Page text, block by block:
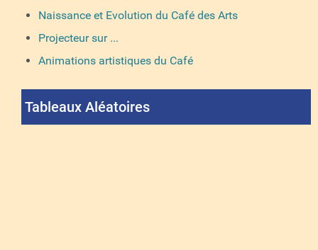
Naissance et Evolution du Café des Arts
Projecteur sur ...
Animations artistiques du Café
Tableaux Aléatoires